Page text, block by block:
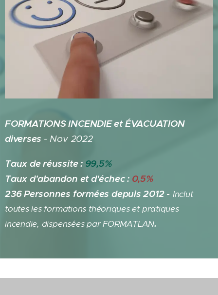
FORMATIONS INCENDIE et ÉVACUATION
diverses - Nov 2022
Taux de réussite : 99,5%
Taux d'abandon et d'échec : 0,5%
236 Personnes formées depuis 2012 - Inclut
toutes les formations théoriques et pratiques
incendie, dispensées par FORMATLAN.